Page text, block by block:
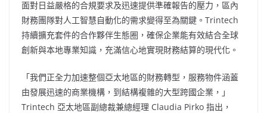
面對日益嚴格的合規要求及迅速提供準確報告的壓力，區內
財務團隊對人工智慧自動化的需求變得至為關鍵。Trintech
持續擴充套件的合作夥伴生態圈，確保企業能有效結合全球
創新與本地專業知識，充滿信心地實現財務結算的現代化。
「我們正全力加速整個亞太地區的財務轉型，服務物件涵蓋
由發展迅速的商業機構，到結構複雜的大型跨國企業，」
Trintech 亞太地區副總裁兼總經理 Claudia Pirko 指出，